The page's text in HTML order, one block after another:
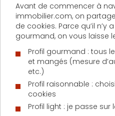
en veillant à ce qu’il
d’établissements
souvent gratuit car
mais il peut toutefois
de dossier.
Prenez bien en
informations
Avant de commencer à
immobilier.com, on
de cookies. Parce qu’il n’y
gourmand, on vous laisse
Profil gourmand : tous
et mangés (mesure
etc.)
Profil raisonnable :
cookies
Profil light : je passe sur